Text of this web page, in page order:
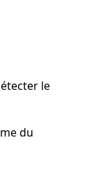
le
du